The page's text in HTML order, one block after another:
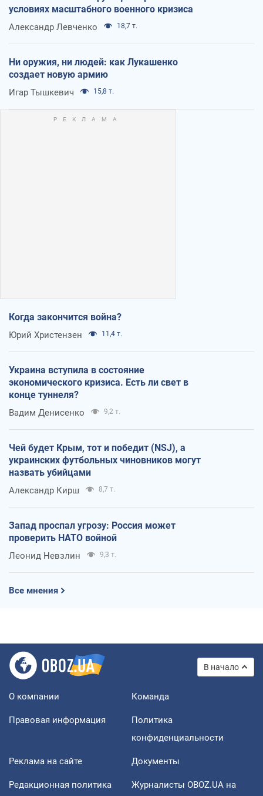
условиях масштабного военного кризиса
Александр Левченко 18,7 т.
Ни оружия, ни людей: как Лукашенко
создает новую армию
Игар Тышкевич 15,8 т.
Когда закончится война?
Юрий Христензен 11,4 т.
Украина вступила в состояние
экономического кризиса. Есть ли свет в
конце туннеля?
Вадим Денисенко 9,2 т.
Чей будет Крым, тот и победит (NSJ), а
украинских футбольных чиновников могут
назвать убийцами
Александр Кирш 8,7 т.
Запад проспал угрозу: Россия может
проверить НАТО войной
Леонид Невзлин 9,3 т.
Все мнения
В начало
О компании Команда
Правовая информация
Политика
конфиденциальности
Реклама на сайте Документы
Редакционная политика
Журналисты OBOZ.UA на